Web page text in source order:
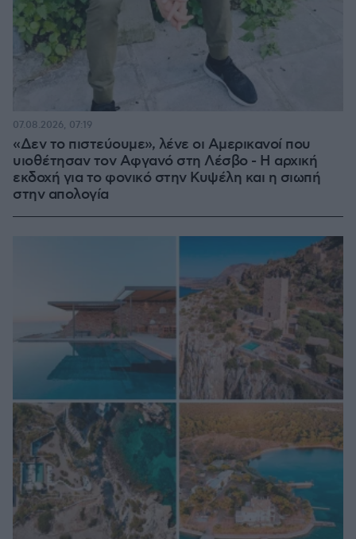
«Δεν το πιστεύουμε», λένε οι Αμερικανοί που
υιοθέτησαν τον Αφγανό στη Λέσβο - Η αρχική
εκδοχή για το φονικό στην Κυψέλη και η σιωπή
στην απολογία
07.08.2026, 07:19